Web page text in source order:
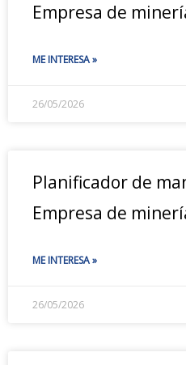
Empresa de
ME INTERESA »
26/05/2026
Planificador de
Empresa de
ME INTERESA »
26/05/2026